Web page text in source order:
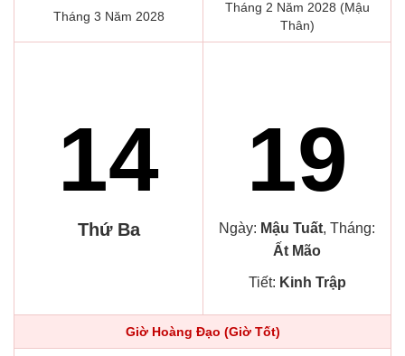
Tháng 3 Năm 2028
Tháng 2 Năm 2028 (Mậu
Thân)
14
Thứ Ba
19
Ngày: Mậu Tuất, Tháng:
Ất Mão
Tiết: Kinh Trập
Giờ Hoàng Đạo (Giờ Tốt)